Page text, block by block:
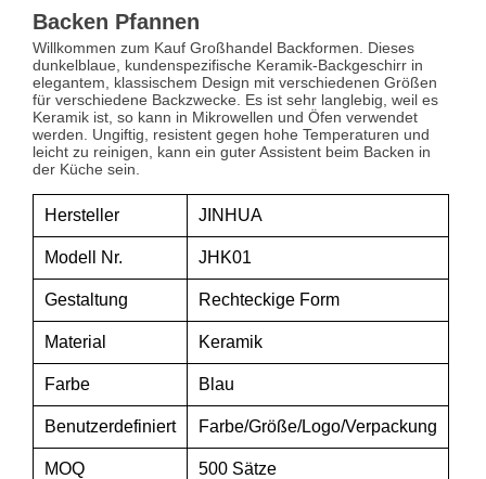
Backen Pfannen
Willkommen zum Kauf Großhandel Backformen. Dieses
dunkelblaue, kundenspezifische Keramik-Backgeschirr in
elegantem, klassischem Design mit verschiedenen Größen
für verschiedene Backzwecke. Es ist sehr langlebig, weil es
Keramik ist, so kann in Mikrowellen und Öfen verwendet
werden. Ungiftig, resistent gegen hohe Temperaturen und
leicht zu reinigen, kann ein guter Assistent beim Backen in
der Küche sein.
Hersteller JINHUA
Modell Nr. JHK01
Gestaltung Rechteckige Form
Material Keramik
Farbe Blau
Benutzerdefiniert Farbe/Größe/Logo/Verpackung
MOQ 500 Sätze